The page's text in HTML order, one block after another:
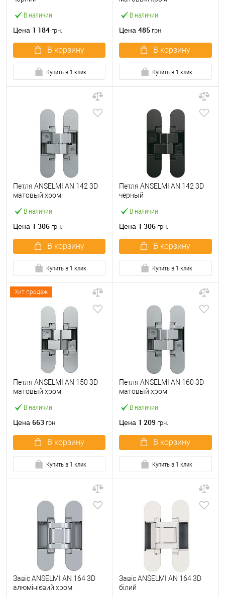
В наличии
Цена 1 184 грн.
В корзину
Купить в 1 клик
В наличии
Цена 485 грн.
В корзину
Купить в 1 клик
В наличии
Петля ANSELMI AN 142 3D
матовый хром
Цена 1 306 грн.
В корзину
Купить в 1 клик
В наличии
Петля ANSELMI AN 142 3D
черный
Цена 1 306 грн.
В корзину
Купить в 1 клик
Хит продаж
В наличии
Петля ANSELMI AN 150 3D
матовый хром
Цена 663 грн.
В корзину
Купить в 1 клик
В наличии
Петля ANSELMI AN 160 3D
матовый хром
Цена 1 209 грн.
В корзину
Купить в 1 клик
Завіс ANSELMI AN 164 3D
алюмінієвий хром
Завіс ANSELMI AN 164 3D
білий